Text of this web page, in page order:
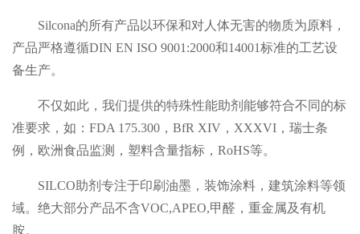
Silcona的所有产品以环保和对人体无害的物质为原料，
产品严格遵循DIN EN ISO 9001:2000和14001标准的工艺设
备生产。
不仅如此，我们提供的特殊性能助剂能够符合不同的标
准要求，如：FDA 175.300，BfR XIV，XXXVI，瑞士条
例，欧洲食品监测，塑料含量指标，RoHS等。
SILCO助剂专注于印刷油墨，装饰涂料，建筑涂料等领
域。绝大部分产品不含VOC,APEO,甲醛，重金属及有机
胺。